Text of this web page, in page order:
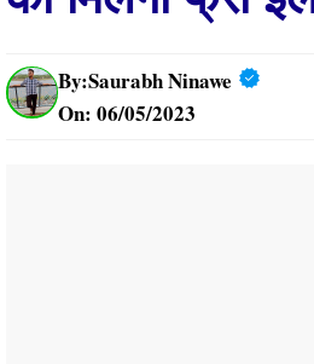
By:Saurabh Ninawe
On: 06/05/2023